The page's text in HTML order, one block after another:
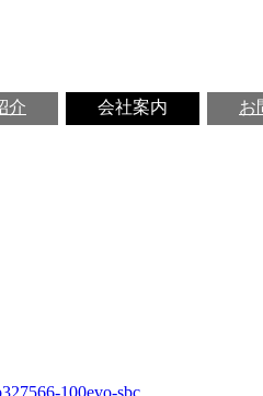
介 会社案内 お
100evo-sbc